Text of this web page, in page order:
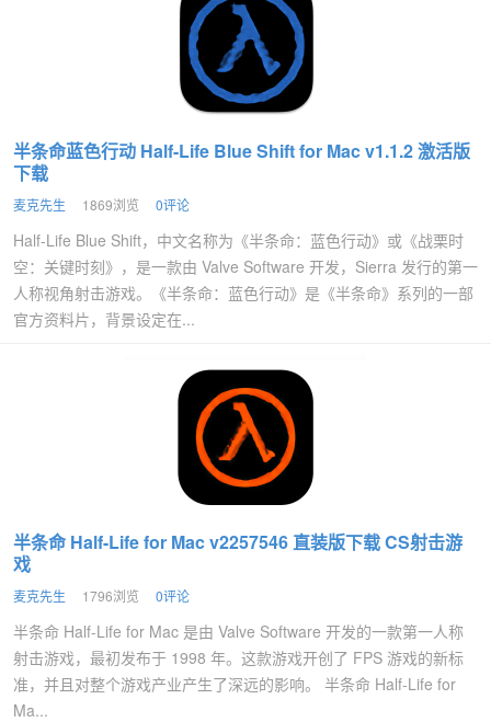
半条命蓝色行动 Half-Life Blue Shift for Mac v1.1.2 激活版
下载
麦克先生 1869浏览 0评论
Half-Life Blue Shift，中文名称为《半条命：蓝色行动》或《战栗时
空：关键时刻》，是一款由 Valve Software 开发，Sierra 发行的第一
人称视角射击游戏。《半条命：蓝色行动》是《半条命》系列的一部
官方资料片，背景设定在...
半条命 Half-Life for Mac v2257546 直装版下载 CS射击游
戏
麦克先生 1796浏览 0评论
半条命 Half-Life for Mac 是由 Valve Software 开发的一款第一人称
射击游戏，最初发布于 1998 年。这款游戏开创了 FPS 游戏的新标
准，并且对整个游戏产业产生了深远的影响。 半条命 Half-Life for
Ma...